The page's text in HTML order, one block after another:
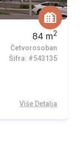
84 m2
Četvorosoban
Šifra: #543135
Više Detalja